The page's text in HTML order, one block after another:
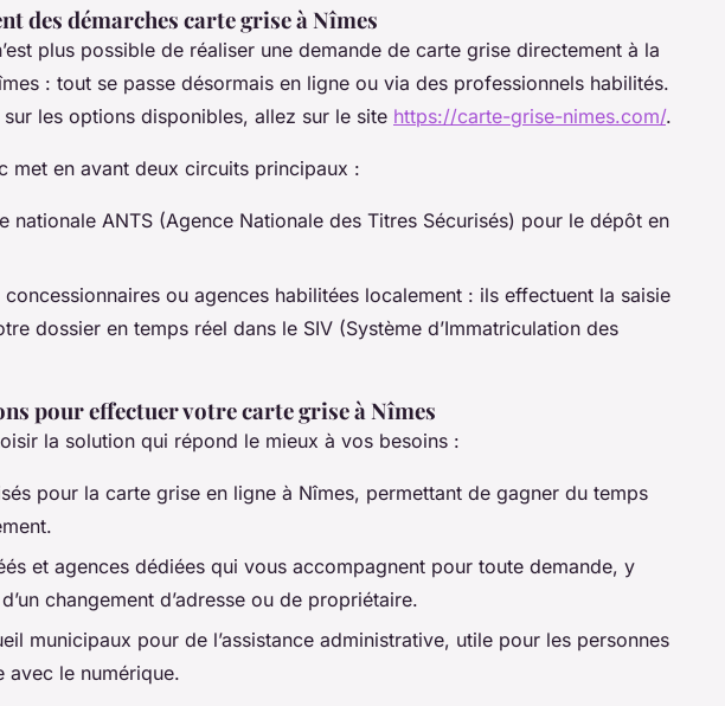
des démarches carte grise à Nîmes
plus possible de réaliser une demande de carte grise directement à la
: tout se passe désormais en ligne ou via des professionnels habilités.
les options disponibles, allez sur le site https://carte-grise-nimes.com/.
met en avant deux circuits principaux :
nationale ANTS (Agence Nationale des Titres Sécurisés) pour le dépôt en
concessionnaires ou agences habilitées localement : ils effectuent la saisie
dossier en temps réel dans le SIV (Système d’Immatriculation des
pour effectuer votre carte grise à Nîmes
la solution qui répond le mieux à vos besoins :
pour la carte grise en ligne à Nîmes, permettant de gagner du temps
et agences dédiées qui vous accompagnent pour toute demande, y
changement d’adresse ou de propriétaire.
municipaux pour de l’assistance administrative, utile pour les personnes
avec le numérique.